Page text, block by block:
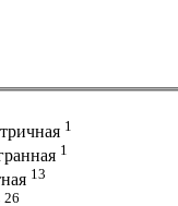
1
1
13
26